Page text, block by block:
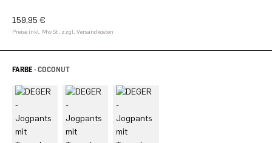
159,95 €
Preise inkl. MwSt. zzgl. Versandkosten
FARBE -COCONUT